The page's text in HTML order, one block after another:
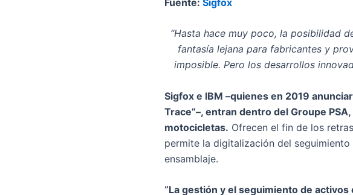
“Hasta hace muy poco, la posibilidad
fantasía lejana para fabricantes y
imposible. Pero los desarrollos
Sigfox e IBM –quienes en 2019
Trace”–, entran dentro del Groupe
motocicletas. Ofrecen el fin de los
permite la digitalización del
ensamblaje.
“La gestión y el seguimiento de